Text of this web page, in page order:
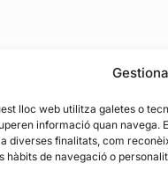
lloc web utilitza galetes o
informació quan navega.
diverses finalitats, com
hàbits de navegació o
000
+34 621 09 83 55